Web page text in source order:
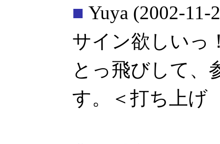
■ Yuya (2002-11-
サイン欲しいっ
とっ飛びして、
す。＜打ち上げ